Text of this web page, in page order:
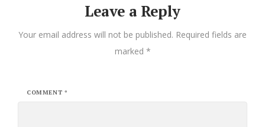
Leave a Reply
Your email address will not be published. Required fields are
marked *
COMMENT *